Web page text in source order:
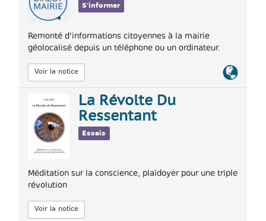
S'informer
Remonté d'informations citoyennes à la mairie
géolocalisé depuis un téléphone ou un ordinateur.
Voir la notice
Lien
La Révolte Du
Ressentant
Essais
Méditation sur la conscience, plaidoyer pour une triple
révolution
Voir la notice